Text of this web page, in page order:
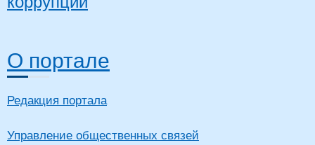
О портале
Редакция портала
Управление общественных связей